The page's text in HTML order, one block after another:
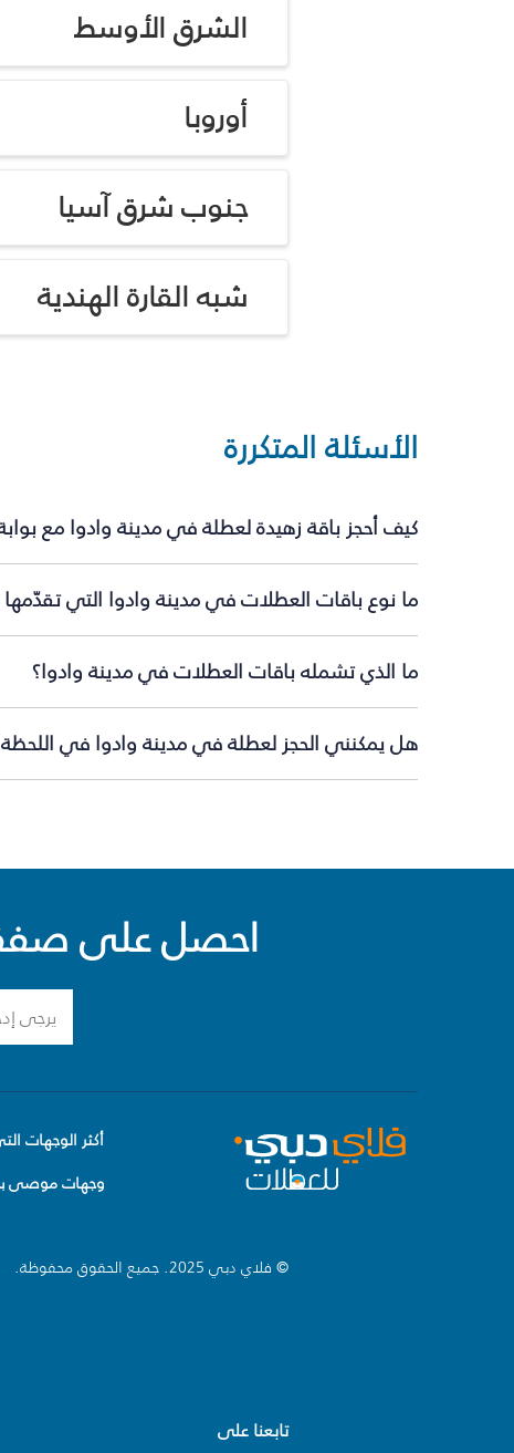
الشرق الأوسط
أوروبا
جنوب شرق آسيا
شبه القارة الهندية
الأسئلة المتكررة
كيف أحجز باقة زهيدة لعطلة في مدينة وادوا مع
ما نوع باقات العطلات في مدينة وادوا التي
ما الذي تشمله باقات العطلات في مدينة وادوا؟
هل يمكنني الحجز لعطلة في مدينة وادوا في اللحظة
احصل على
أكثر الوجهات
وجهات موصى
© فلاي دبي 2025. جميع الحقوق محفوظة.
تابعنا على